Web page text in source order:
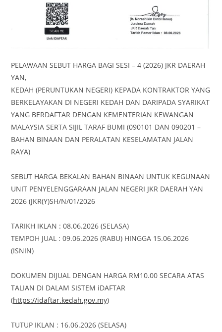
PELAWAAN SEBUT HARGA BAGI SESI – 4 (2026) JKR DAERAH
YAN,
KEDAH (PERUNTUKAN NEGERI) KEPADA KONTRAKTOR YANG
BERKELAYAKAN DI NEGERI KEDAH DAN DARIPADA SYARIKAT
YANG BERDAFTAR DENGAN KEMENTERIAN KEWANGAN
MALAYSIA SERTA SIJIL TARAF BUMI (090101 DAN 090201 –
BAHAN BINAAN DAN PERALATAN KESELAMATAN JALAN
RAYA)
SEBUT HARGA BEKALAN BAHAN BINAAN UNTUK KEGUNAAN
UNIT PENYELENGGARAAN JALAN NEGERI JKR DAERAH YAN
2026 (JKR(Y)SH/N/01/2026
TARIKH IKLAN : 08.06.2026 (SELASA)
TEMPOH JUAL : 09.06.2026 (RABU) HINGGA 15.06.2026
(ISNIN)
DOKUMEN DIJUAL DENGAN HARGA RM10.00 SECARA ATAS
TALIAN DI DALAM SISTEM iDAFTAR
(https://idaftar.kedah.gov.my)
TUTUP IKLAN : 16.06.2026 (SELASA)